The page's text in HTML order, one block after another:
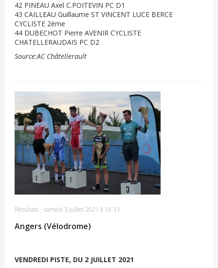
42 PINEAU Axel C.POITEVIN PC D1
43 CAILLEAU Guillaume ST VINCENT LUCE BERCE
CYCLISTE 2ème
44 DUBECHOT Pierre AVENIR CYCLISTE
CHATELLERAUDAIS PC D2
Source:AC Châtellerault
Résultats - samedi 3 juillet 2021 à 18:33
Angers (Vélodrome)
VENDREDI PISTE, DU 2 JUILLET 2021